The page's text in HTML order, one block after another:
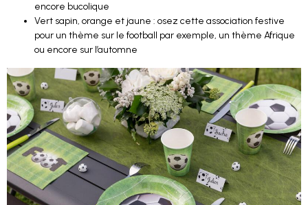
encore bucolique
Vert sapin, orange et jaune : osez cette association festive
pour un thème sur le football par exemple, un thème Afrique
ou encore sur l’automne